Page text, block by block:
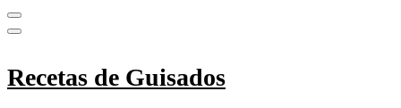
Recetas de Guisados